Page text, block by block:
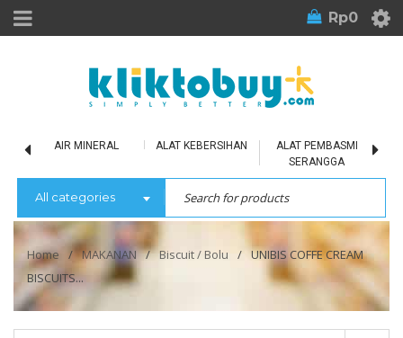
Rp0
AIR MINERAL ALAT KEBERSIHAN
ALAT PEMBASMI
SERANGGA
All categories
Home / MAKANAN / Biscuit / Bolu / UNIBIS COFFE CREAM
BISCUITS...